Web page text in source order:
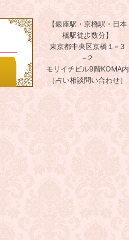
【銀座駅・京橋駅・日本
橋駅徒歩数分】
東京都中央区京橋１−３
−２
モリイチビル9階KOMA内
［占い相談問い合わせ］